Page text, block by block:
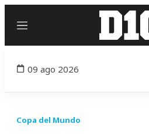
Menú
09 ago 2026
Copa del Mundo